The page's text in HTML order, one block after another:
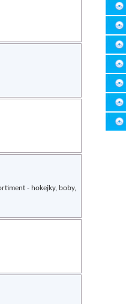
- hokejky, boby,